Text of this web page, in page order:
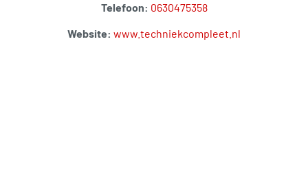
Telefoon: 0630475358
Website: www.techniekcompleet.nl